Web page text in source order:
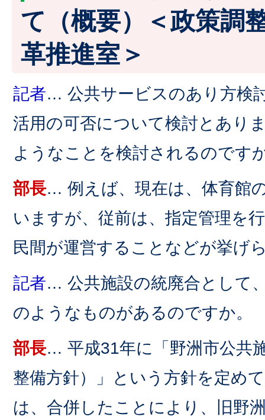
て（概要）＜政策調
革推進室＞
記者… 公共サービスのあり方検
活用の可否について検討とあり
ようなことを検討されるのです
部長… 例えば、現在は、体育館
いますが、従前は、指定管理を
民間が運営することなどが挙げ
記者… 公共施設の統廃合として
のようなものがあるのですか。
部長… 平成31年に「野洲市公共
整備方針）」という方針を定め
は、合併したことにより、旧野